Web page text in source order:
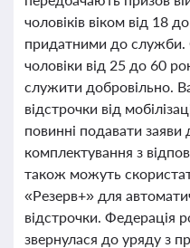
чоловіків віком від 18
придатними до
чоловіки від 25 до 60
служити добровільно.
відстрочки від
повинні подавати заяви
комплектування з
також можуть
«Резерв+» для
відстрочки. Федерація
звернулася до уряду з